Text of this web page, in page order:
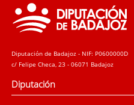
Diputación de Badajoz - NIF: P0600000D
c/ Felipe Checa, 23 - 06071 Badajoz
Diputación